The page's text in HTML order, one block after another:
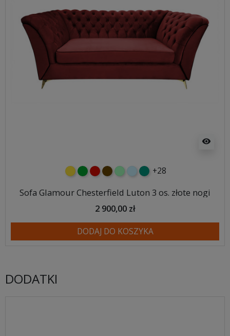
visibility
żółtyzielonyczerwony
czekoladowy
miętowybłękitny
turkusowy
+28
Sofa Glamour Chesterfield Luton 3 os. złote nogi
2 900,00 zł
DODAJ DO KOSZYKA
DODATKI